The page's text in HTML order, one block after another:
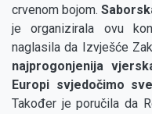
crvenom bojom.
je organizirala ovu
naglasila da Izvješće
najprogonjenija
Europi svjedočimo
Također je poručila da